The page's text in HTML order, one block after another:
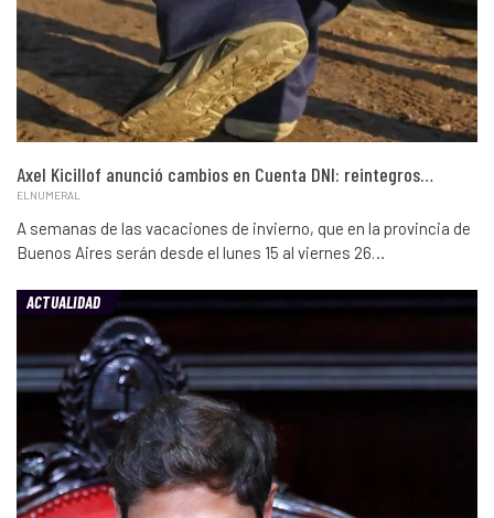
Axel Kicillof anunció cambios en Cuenta DNI: reintegros…
ELNUMERAL
A semanas de las vacaciones de invierno, que en la provincia de
Buenos Aires serán desde el lunes 15 al viernes 26…
ACTUALIDAD